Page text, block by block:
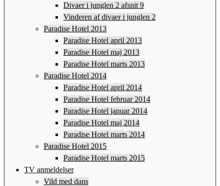
Divaer i junglen 2 afsnit 9
Vinderen af divaer i junglen 2
Paradise Hotel 2013
Paradise Hotel april 2013
Paradise Hotel maj 2013
Paradise Hotel marts 2013
Paradise Hotel 2014
Paradise Hotel april 2014
Paradise Hotel februar 2014
Paradise Hotel januar 2014
Paradise Hotel maj 2014
Paradise Hotel marts 2014
Paradise Hotel 2015
Paradise Hotel marts 2015
TV anmeldelser
Vild med dans